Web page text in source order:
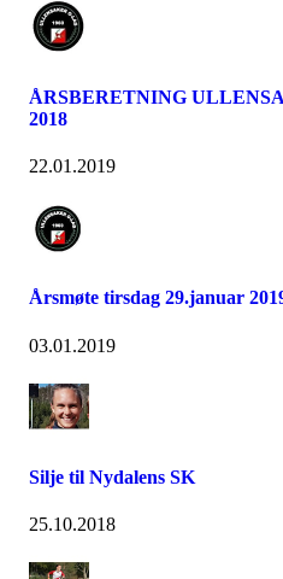
ÅRSBERETNING
2018
22.01.2019
Årsmøte tirsdag 29.januar
03.01.2019
Silje til Nydalens SK
25.10.2018